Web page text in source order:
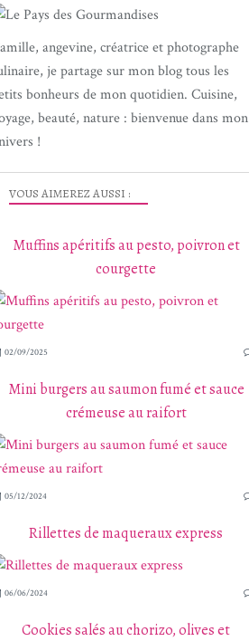
angevine, créatrice et photographe
je partage sur mon blog tous les
bonheurs de mon quotidien. Cuisine,
beauté, nature : bienvenue dans mon
!
VOUS AIMEREZ AUSSI :
Muffins apéritifs au pesto, poivron et
courgette
02/09/2025
Mini burgers au saumon fumé et sauce
crémeuse au raifort
05/12/2024
Rillettes de maqueraux express
06/06/2024
Cookies salés au chorizo, olives et